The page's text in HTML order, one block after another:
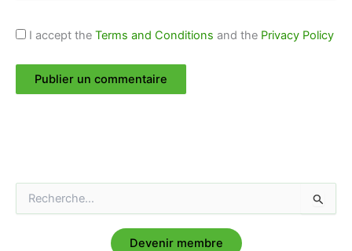
I accept the Terms and Conditions and the Privacy Policy
e
Devenir membre